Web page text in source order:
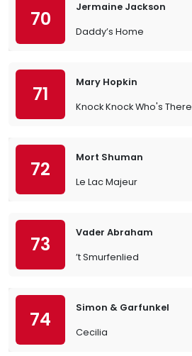
70
Jermaine Jackson
Daddy’s Home
71
Mary Hopkin
Knock Knock Who's There
72
Mort Shuman
Le Lac Majeur
73
Vader Abraham
’t Smurfenlied
74
Simon & Garfunkel
Cecilia